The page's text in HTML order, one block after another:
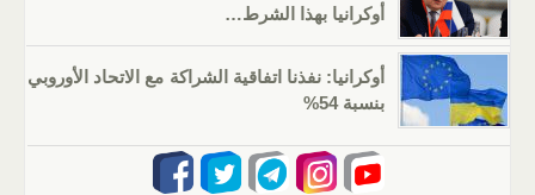
أوكرانيا بهذا الشرط…
أوكرانيا: نفذنا اتفاقية الشراكة مع الاتحاد الأوروبي
بنسبة 54%